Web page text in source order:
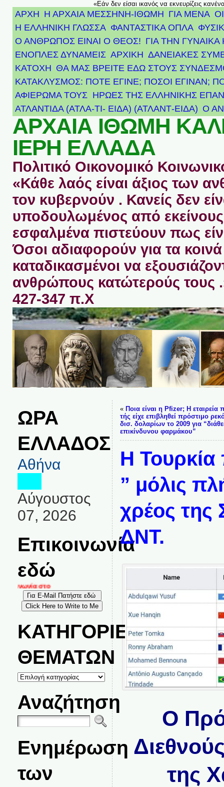
«Εάν δεν είσαι ικανός να εκνευρίζεις
ΑΡΧΗ Η ΑΡΧΑΙΑ ΜΕΣΣΗΝΗ-ΙΘΩΜΗ ΓΙΑ ΜΕΝΑ
Η ΕΛΛΗΝΙΚΗ ΓΛΩΣΣΑ ΦΑΝΤΑΣΤΙΚΑ ΟΠΛΑ
Ο ΑΝΘΡΩΠΟΣ ΕΙΝΑΙ Ο ΘΕΟΣ! ΓΙΑ ΤΗΝ ΓΥΝΑΙΚΑ
ΕΝΟΠΛΕΣ ΔΥΝΑΜΕΙΣ ΑΡΧΙΚΉ ΔΑΝΕΙΑΚΕΣ
ΚΑΤΟΧΗ ΘΑ ΜΑΣ ΒΡΕΙΤΕ ΕΔΩ ΣΤΟΥΣ
ΚΑΤΑΚΛΥΣΜΟΣ: ΠΟΤΕ ΕΓΙΝΕ; ΠΟΣΟΙ ΕΓΙΝΑΝ;
ΑΦΙΈΡΩΜΑ ΤΟΥΣ ΉΡΩΕΣ ΤΗΣ ΕΛΛΗΝΙΚΉΣ
ΑΤΛΑΝΤΊΔΑ (ΑΤΛΑ-ΤΙ- ΕΙΔΑ) (ΑΤΛΑΝΤ-ΕΙΔΑ) Ο
ΑΡΧΑΙΑ ΙΘΩΜΗ
ΙΕΡΗ ΕΛΛΑΔΑ
Πολιτικό Οικονομικό
«Κάθε λαός είναι άξιος των
τον κυβερνούν . Κανείς δεν
υποδουλωμένος από
εσφαλμένα πιστεύουν πως
Όσοι αδιαφορούν για τα κοινά
καταδικασμένοι να
ανθρώπους κατώτερούς τους
427-347 π.Χ
ΩΡΑ
ΕΛΛΑΔΟΣ
Αθήνα
Αύγουστος
07, 2026
Επικοινωνία
εδώ
στο
ΚΑΤΗΓΟΡΙΕΣ
ΘΕΜΑΤΩΝ
ΚΑΤΗΓΟΡΙΕΣ
ΘΕΜΑΤΩΝ
Αναζήτηση
Ενημέρωση
των
« Ποια είναι η Pfizer; Η εταιρεία
τής είχε επιβληθεί πρόστιμο
δισ. δολαρίων το 2009 για
επικίνδυνου φαρμάκου”
Η Τουρκία
” μόλις
χρέος της
ΔΝΤ.
Ο
της